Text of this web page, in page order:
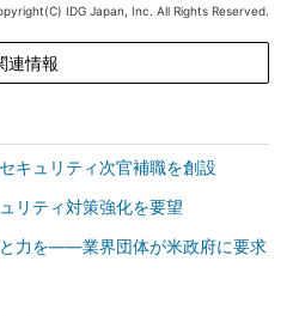
IDG Japan, Inc. All Rights Reserved.
連情報
キュリティ次官補職を創設
リティ対策強化を要望
力を――業界団体が米政府に要求